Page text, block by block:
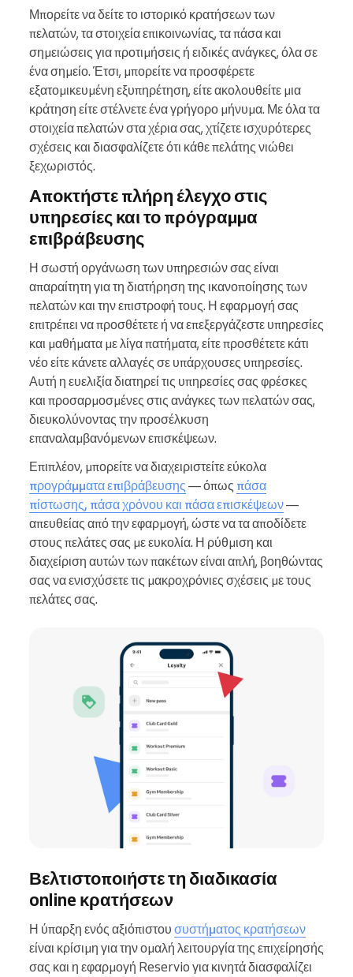
Μπορείτε να δείτε το ιστορικό κρατήσεων των
πελατών, τα στοιχεία επικοινωνίας, τα πάσα και
σημειώσεις για προτιμήσεις ή ειδικές ανάγκες, όλα σε
ένα σημείο. Έτσι, μπορείτε να προσφέρετε
εξατομικευμένη εξυπηρέτηση, είτε ακολουθείτε μια
κράτηση είτε στέλνετε ένα γρήγορο μήνυμα. Με όλα τα
στοιχεία πελατών στα χέρια σας, χτίζετε ισχυρότερες
σχέσεις και διασφαλίζετε ότι κάθε πελάτης νιώθει
ξεχωριστός.
Αποκτήστε πλήρη έλεγχο στις
υπηρεσίες και το πρόγραμμα
επιβράβευσης
Η σωστή οργάνωση των υπηρεσιών σας είναι
απαραίτητη για τη διατήρηση της ικανοποίησης των
πελατών και την επιστροφή τους. Η εφαρμογή σας
επιτρέπει να προσθέτετε ή να επεξεργάζεστε υπηρεσίες
και μαθήματα με λίγα πατήματα, είτε προσθέτετε κάτι
νέο είτε κάνετε αλλαγές σε υπάρχουσες υπηρεσίες.
Αυτή η ευελιξία διατηρεί τις υπηρεσίες σας φρέσκες
και προσαρμοσμένες στις ανάγκες των πελατών σας,
διευκολύνοντας την προσέλκυση
επαναλαμβανόμενων επισκέψεων.
Επιπλέον, μπορείτε να διαχειριστείτε εύκολα
προγράμματα επιβράβευσης — όπως πάσα
πίστωσης, πάσα χρόνου και πάσα επισκέψεων—
απευθείας από την εφαρμογή, ώστε να τα αποδίδετε
στους πελάτες σας με ευκολία. Η ρύθμιση και
διαχείριση αυτών των πακέτων είναι απλή, βοηθώντας
σας να ενισχύσετε τις μακροχρόνιες σχέσεις με τους
πελάτες σας.
Βελτιστοποιήστε τη διαδικασία
online κρατήσεων
Η ύπαρξη ενός αξιόπιστου συστήματος κρατήσεων
είναι κρίσιμη για την ομαλή λειτουργία της επιχείρησής
σας και η εφαρμογή Reservio για κινητά διασφαλίζει